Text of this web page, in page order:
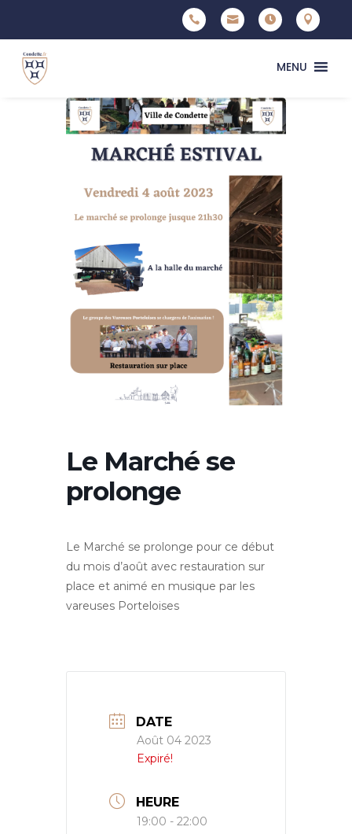




MENU
Le Marché se
prolonge
Le Marché se prolonge pour ce début
du mois d’août avec restauration sur
place et animé en musique par les
vareuses Porteloises
DATE
Août 04 2023
Expiré!
HEURE
19:00 - 22:00